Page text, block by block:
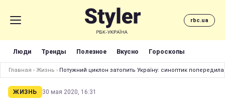
rbc.ua
Люди Тренды Полезное Вкусно Гороскопы
Главная › Жизнь › Потужний циклон затопить Україну: синоптик
ЖИЗНЬ 30 мая 2020, 16:31